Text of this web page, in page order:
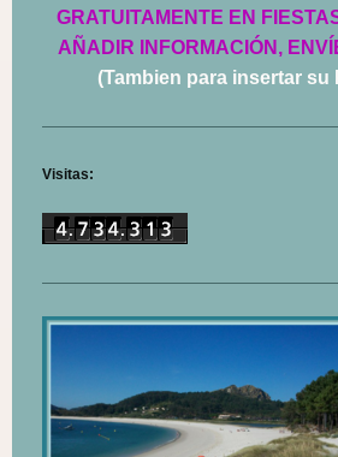
GRATUITAMENTE EN
AÑADIR INFORMACIÓN,
(Tambien para insertar su
Visitas: